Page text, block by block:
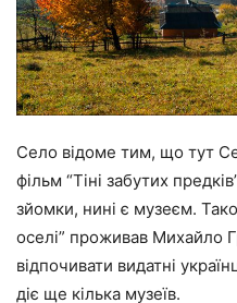
Село відоме тим, що тут
фільм “Тіні забутих
зйомки, нині є музеєм.
оселі” проживав Михайло
відпочивати видатні
діє ще кілька музеїв.